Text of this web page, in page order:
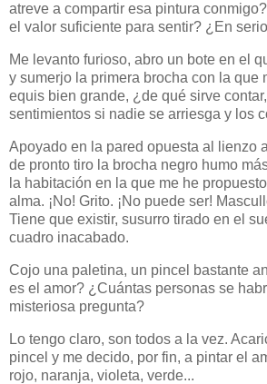
atreve a compartir esa pintura
el valor suficiente para sentir? ¿En
Me levanto furioso, abro un bote en el
y sumerjo la primera brocha con la que
equis bien grande, ¿de qué sirve
sentimientos si nadie se arriesga y los
Apoyado en la pared opuesta al lienzo
de pronto tiro la brocha negro humo
la habitación en la que me he
alma. ¡No! Grito. ¡No puede ser!
Tiene que existir, susurro tirado en el
cuadro inacabado.
Cojo una paletina, un pincel bastante
es el amor? ¿Cuántas personas se
misteriosa pregunta?
Lo tengo claro, son todos a la vez.
pincel y me decido, por fin, a pintar el
rojo, naranja, violeta, verde...